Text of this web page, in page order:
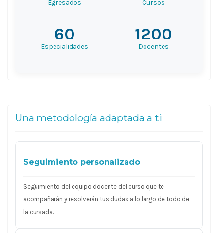
Egresados Cursos
60
Especialidades
1200
Docentes
Una metodología adaptada a ti
Seguimiento personalizado
Seguimiento del equipo docente del curso que te
acompañarán y resolverán tus dudas a lo largo de todo de
la cursada.